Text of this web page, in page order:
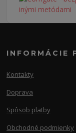
INFORMÁCIE
Kontakty
Doprava
Spôsob platby
Obchodné podmienky